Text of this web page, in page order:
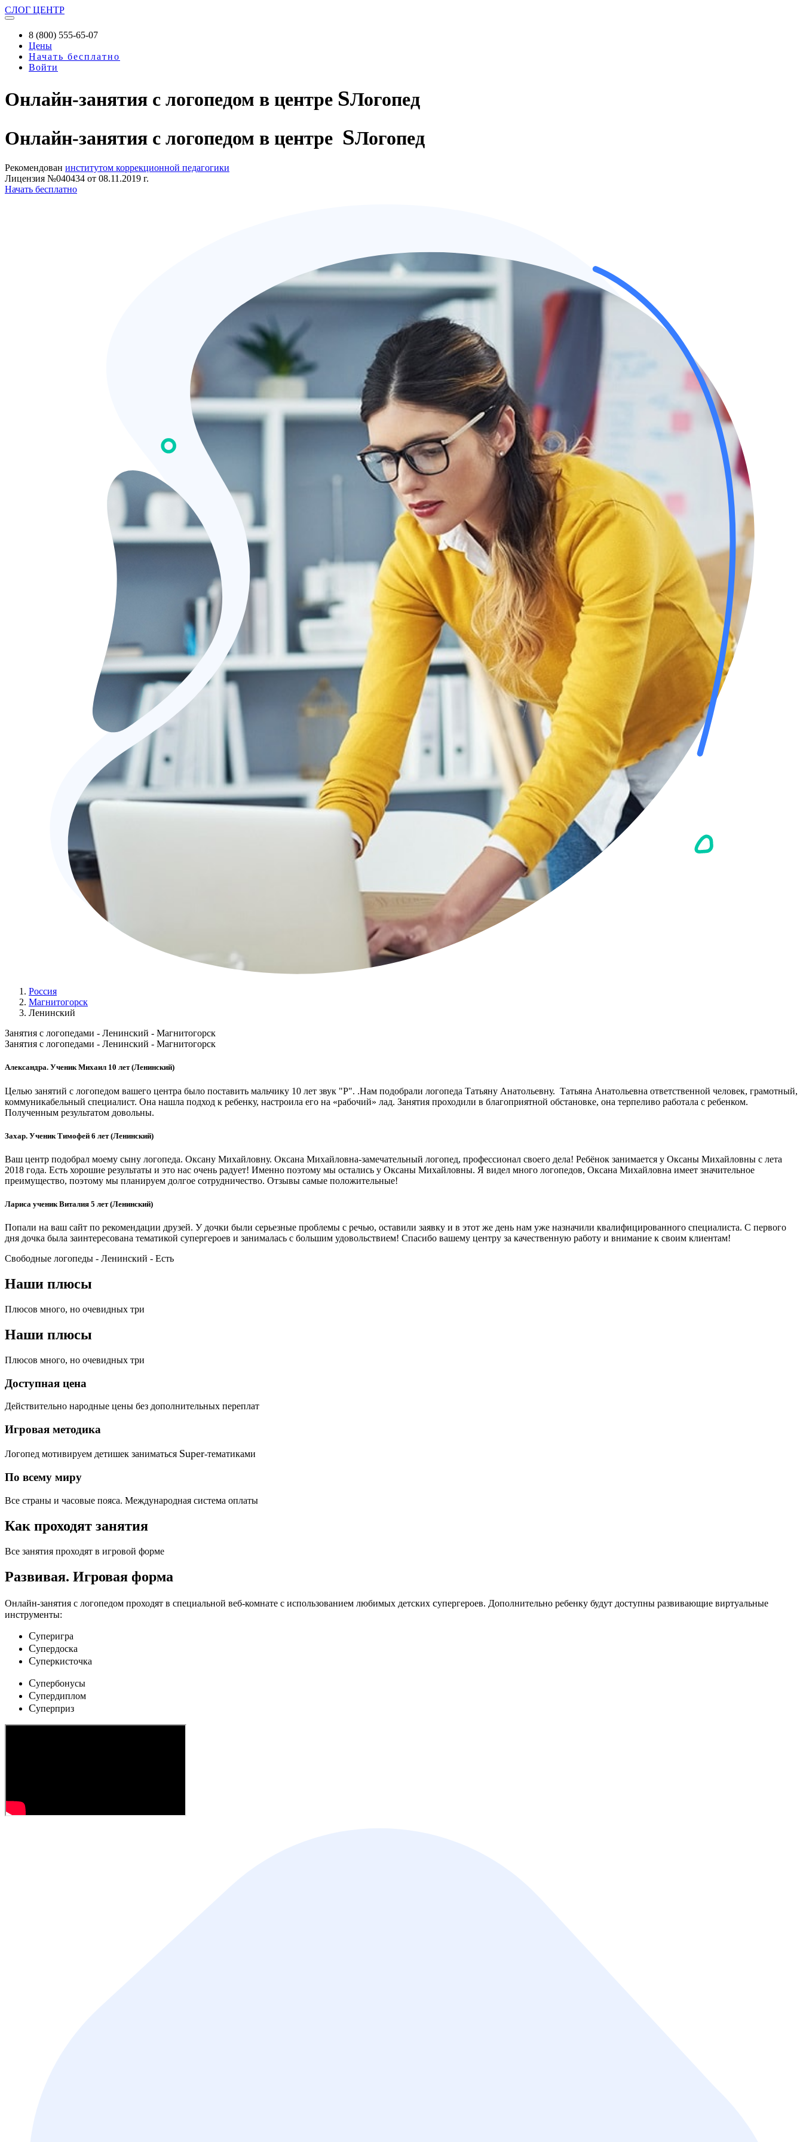
СЛОГ ЦЕНТР
8 (800) 555-65-07
Цены
Начать бесплатно
Войти
Онлайн-занятия с логопедом в центре SЛогопед
Онлайн-занятия с логопедом в центре SЛогопед
Рекомендован институтом коррекционной педагогики
Лицензия №040434 от 08.11.2019 г.
Начать бесплатно
Россия
Магнитогорск
Ленинский
Занятия с логопедами - Ленинский - Магнитогорск
Занятия с логопедами - Ленинский - Магнитогорск
Александра. Ученик Михаил 10 лет (Ленинский)
Целью занятий с логопедом вашего центра было поставить мальчику 10 лет звук "Р". .Нам подобрали логопеда Татьяну Анатольевну. Татьяна Анатольевна ответственной человек, грамотный,
коммуникабельный специалист. Она нашла подход к ребенку, настроила его на «рабочий» лад. Занятия проходили в благоприятной обстановке, она терпеливо работала с ребенком.
Полученным результатом довольны.
Захар. Ученик Тимофей 6 лет (Ленинский)
Ваш центр подобрал моему сыну логопеда. Оксану Михайловну. Оксана Михайловна-замечательный логопед, профессионал своего дела! Ребёнок занимается у Оксаны Михайловны с лета
2018 года. Есть хорошие результаты и это нас очень радует! Именно поэтому мы остались у Оксаны Михайловны. Я видел много логопедов, Оксана Михайловна имеет значительное
преимущество, поэтому мы планируем долгое сотрудничество. Отзывы самые положительные!
Лариса ученик Виталия 5 лет (Ленинский)
Попали на ваш сайт по рекомендации друзей. У дочки были серьезные проблемы с речью, оставили заявку и в этот же день нам уже назначили квалифицированного специалиста. С первого
дня дочка была заинтересована тематикой супергероев и занималась с большим удовольствием! Спасибо вашему центру за качественную работу и внимание к своим клиентам!
Свободные логопеды - Ленинский - Есть
Наши плюсы
Плюсов много, но очевидных три
Наши плюсы
Плюсов много, но очевидных три
Доступная цена
Действительно народные цены без дополнительных переплат
Игровая методика
Логопед мотивируем детишек заниматься Super-тематиками
По всему миру
Все страны и часовые пояса. Международная система оплаты
Как проходят занятия
Все занятия проходят в игровой форме
Развивая. Игровая форма
Онлайн-занятия с логопедом проходят в специальной веб-комнате с использованием любимых детских cупергероев. Дополнительно ребенку будут доступны развивающие виртуальные
инструменты:
Cуперигра
Cупердоска
Cуперкисточка
Cупербонусы
Cупердиплом
Cуперприз